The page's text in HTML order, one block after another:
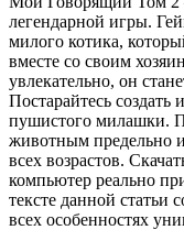
легендарной игры.
милого котика,
вместе со своим
увлекательно, он
Постарайтесь
пушистого милашки.
животным предельно
всех возрастов.
компьютер реально
тексте данной статьи
всех особенностях